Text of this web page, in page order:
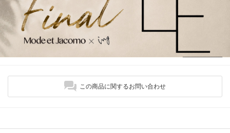
この商品に関するお問い合わせ